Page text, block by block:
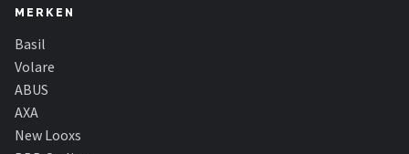
MERKEN
Basil
Volare
ABUS
AXA
New Looxs